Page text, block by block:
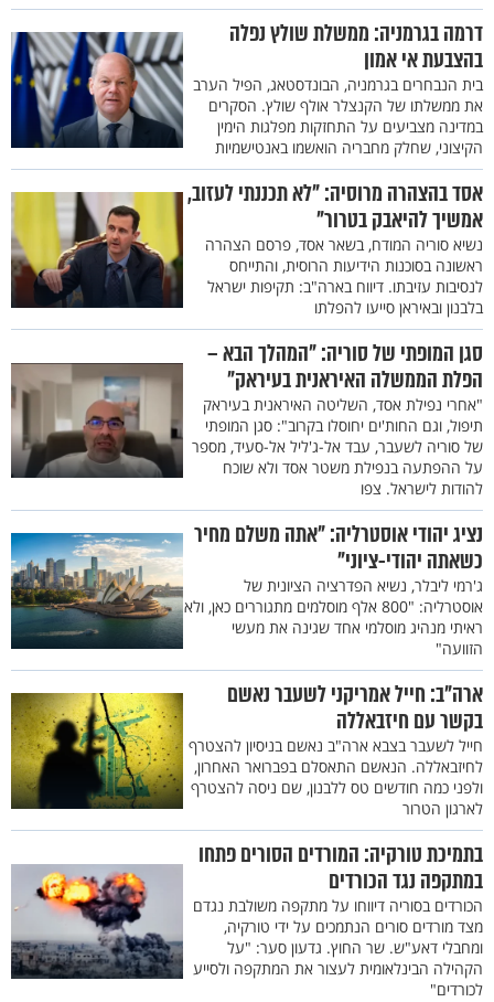
דרמה בגרמניה: ממשלת שולץ נפלה
בהצבעת אי אמון
בית הנבחרים בגרמניה, הבונדסטאג, הפיל הערב
את ממשלתו של הקנצלר אולף שולץ. הסקרים
במדינה מצביעים על התחזקות מפלגות הימין
הקיצוני, שחלק מחבריה הואשמו באנטישמיות
אסד בהצהרה מרוסיה: "לא תכננתי לעזוב,
אמשיך להיאבק בטרור"
נשיא סוריה המודח, בשאר אסד, פרסם הצהרה
ראשונה בסוכנות הידיעות הרוסית, והתייחס
לנסיבות עזיבתו. דיווח בארה"ב: תקיפות ישראל
בלבנון ובאיראן סייעו להפלתו
סגן המופתי של סוריה: "המהלך הבא –
הפלת הממשלה האיראנית בעיראק"
"אחרי נפילת אסד, השליטה האיראנית בעיראק
תיפול, וגם החות'ים יחוסלו בקרוב": סגן המופתי
של סוריה לשעבר, עבד אל-ג'ליל אל-סעיד, מספר
על ההפתעה בנפילת משטר אסד ולא שוכח
להודות לישראל. צפו
נציג יהודי אוסטרליה: "אתה משלם מחיר
כשאתה יהודי-ציוני"
ג'רמי ליבלר, נשיא הפדרציה הציונית של
אוסטרליה: "800 אלף מוסלמים מתגוררים כאן, ולא
ראיתי מנהיג מוסלמי אחד שגינה את מעשי
הזוועה"
ארה"ב: חייל אמריקני לשעבר נאשם
בקשר עם חיזבאללה
חייל לשעבר בצבא ארה"ב נאשם בניסיון להצטרף
לחיזבאללה. הנאשם התאסלם בפברואר האחרון,
ולפני כמה חודשים טס ללבנון, שם ניסה להצטרף
לארגון הטרור
בתמיכת טורקיה: המורדים הסורים פתחו
במתקפה נגד הכורדים
הכורדים בסוריה דיווחו על מתקפה משולבת נגדם
מצד מורדים סורים הנתמכים על ידי טורקיה,
ומחבלי דאע"ש. שר החוץ. גדעון סער: "על
הקהילה הבינלאומית לעצור את המתקפה ולסייע
לכורדים"